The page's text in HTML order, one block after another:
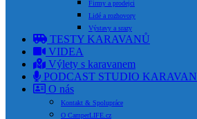
Firmy a prodejci
Lidé a rozhovory
Výstavy a srazy
TESTY KARAVANŮ
VIDEA
Výlety s karavanem
PODCAST STUDIO KARAVAN
O nás
Kontakt & Spolupráce
O CamperLIFE.cz